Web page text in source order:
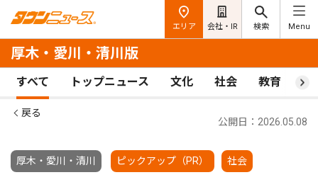
エリア 会社・IR 検索 Menu
厚木・愛川・清川版
すべて トップニュース 文化 社会 教育 ス
戻る
厚木・愛川・清川 ピックアップ（PR） 社会
公開日：2026.05.08